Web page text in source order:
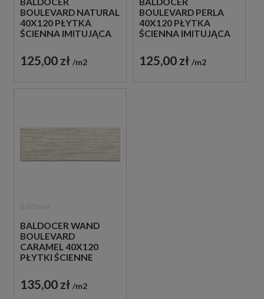
BOULEVARD NATURAL
40X120 PŁYTKA
ŚCIENNA IMITUJĄCA
125,00 zł m2
BOULEVARD PERLA
40X120 PŁYTKA
ŚCIENNA IMITUJĄCA
125,00 zł m2
BALDOCER WAND
BOULEVARD
CARAMEL 40X120
PŁYTKI ŚCIENNE
135,00 zł m2